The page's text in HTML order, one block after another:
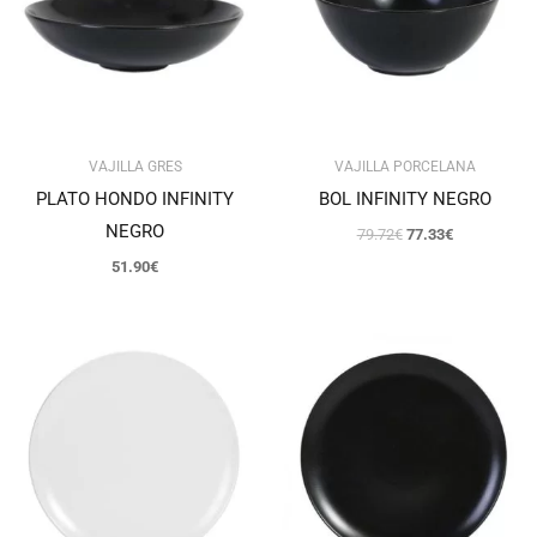
VAJILLA GRES
PLATO HONDO INFINITY
NEGRO
51.90€
VAJILLA PORCELANA
BOL INFINITY NEGRO
79.72€ 77.33€
precios:
desde
41.13€
precios:
desde
42.17€
55.90€